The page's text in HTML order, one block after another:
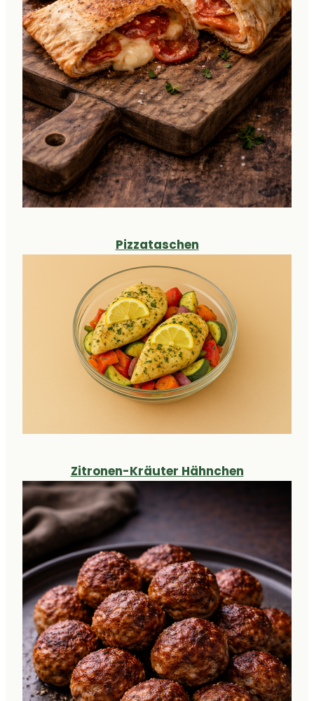
Pizzataschen
Zitronen-Kräuter Hähnchen